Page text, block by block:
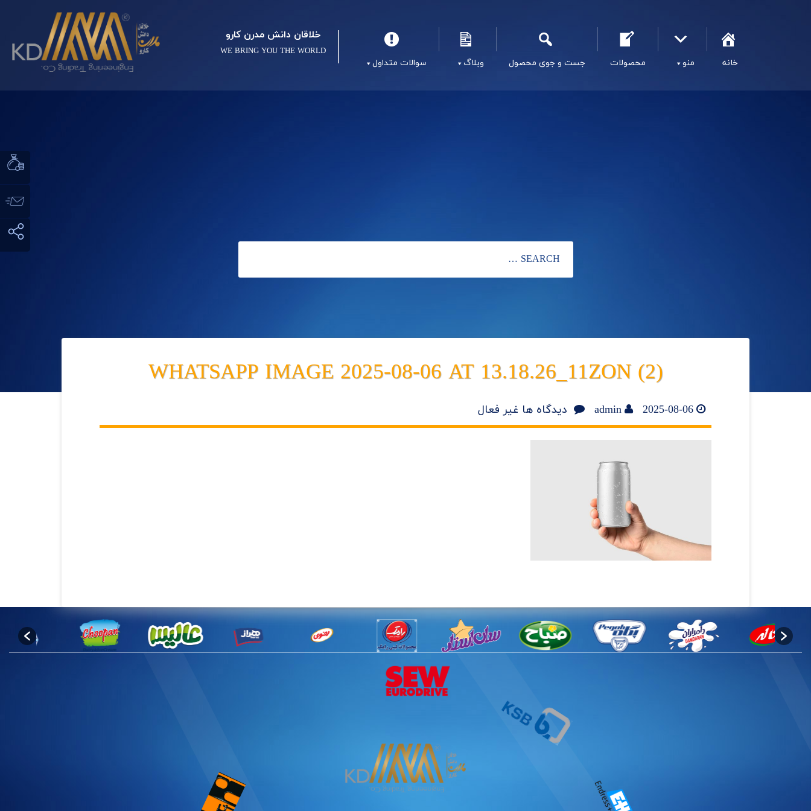
خلاقان دانش مدرن کارو
WE BRING YOU THE WORLD
خانه منو محصولات جست و جوی محصول وبلاگ سوالات متداول
WHATSAPP IMAGE 2025-08-06 AT 13.18.26_11ZON (2)
2025-08-06
admin دیدگاه ها غیر فعال